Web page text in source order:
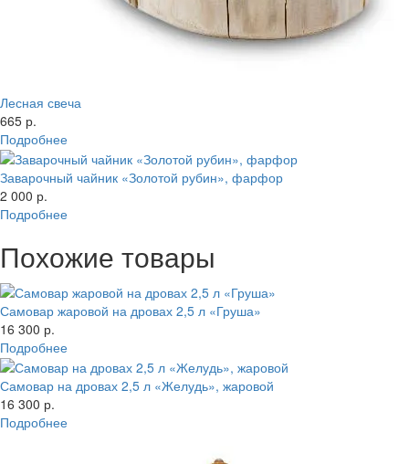
Лесная свеча
665 р.
Подробнее
Заварочный чайник «Золотой рубин», фарфор
2 000 р.
Подробнее
Похожие товары
Самовар жаровой на дровах 2,5 л «Груша»
16 300 р.
Подробнее
Самовар на дровах 2,5 л «Желудь», жаровой
16 300 р.
Подробнее